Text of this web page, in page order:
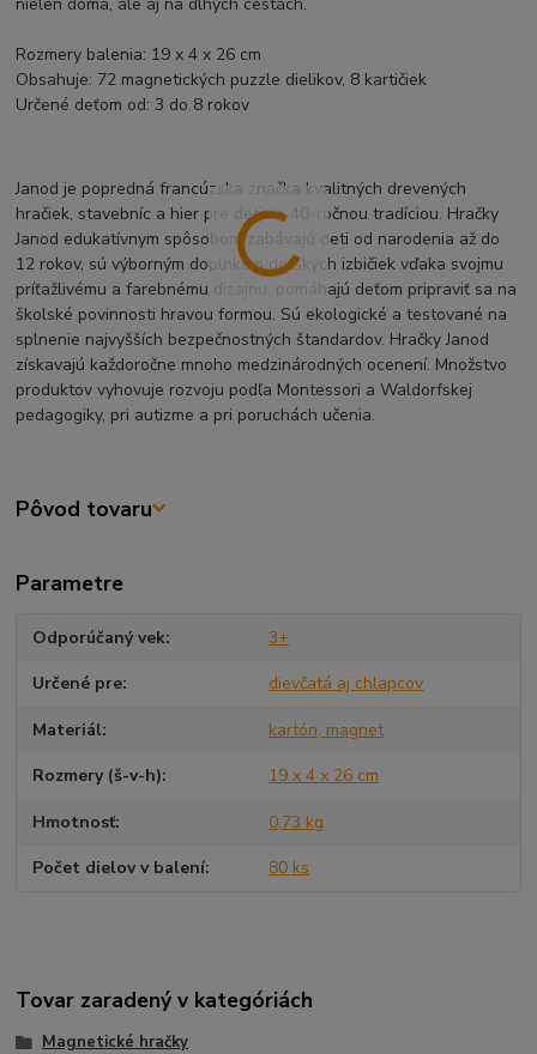
Rozmery balenia: 19 x 4 x 26 cm
Obsahuje: 72 magnetických puzzle dielikov, 8 kartičiek
Určené deťom od: 3 do 8 rokov
Janod je popredná francúzska značka kvalitných drevených
hračiek, stavebníc a hier pre deti so 40-ročnou tradíciou. Hračky
Janod edukatívnym spôsobom zabávajú deti od narodenia až do
12 rokov, sú výborným doplnkom detských izbičiek vďaka svojmu
príťažlivému a farebnému dizajnu, pomáhajú deťom pripraviť sa na
školské povinnosti hravou formou. Sú ekologické a testované na
splnenie najvyšších bezpečnostných štandardov. Hračky Janod
získavajú každoročne mnoho medzinárodných ocenení. Množstvo
produktov vyhovuje rozvoju podľa Montessori a Waldorfskej
pedagogiky, pri autizme a pri poruchách učenia.
Pôvod tovaru
Parametre
Odporúčaný vek 3+
Určené pre dievčatá aj chlapcov
Materiál kartón, magnet
Rozmery (š-v-h) 19 x 4 x 26 cm
Hmotnosť 0,73 kg
Počet dielov v balení 80 ks
Tovar zaradený v kategóriách
Magnetické hračky